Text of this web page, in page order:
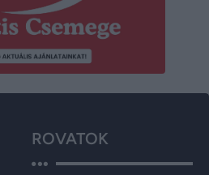
ROVATOK